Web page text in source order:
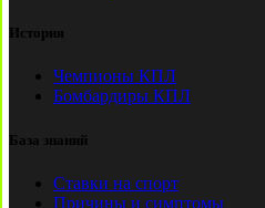
История
Чемпионы КПЛ
Бомбардиры КПЛ
База знаний
Ставки на спорт
Причины и симптомы